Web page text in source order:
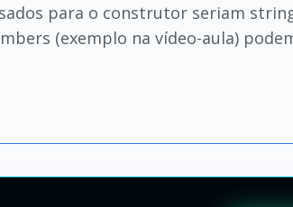
para o construtor seriam
(exemplo na vídeo-aula)